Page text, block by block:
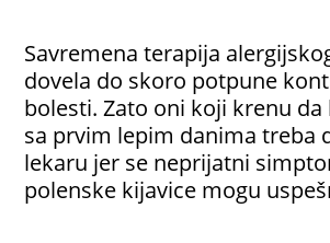
Savremena terapija
dovela do skoro potpune
bolesti. Zato oni koji krenu
sa prvim lepim danima treba
lekaru jer se neprijatni
polenske kijavice mogu